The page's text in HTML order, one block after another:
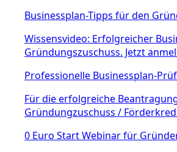
Businessplan-Tipps für den
Wissensvideo: Erfolgreicher
Gründungszuschuss. Jetzt
Professionelle Businessplan-
Für die erfolgreiche
Gründungzuschuss /
0 Euro Start Webinar für